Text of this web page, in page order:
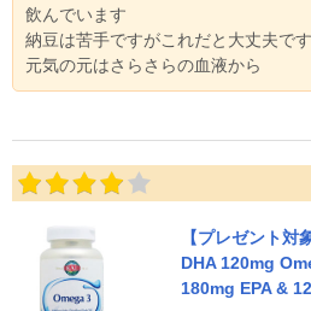
飲んでいます
納豆は苦手ですがこれだと大丈夫です
元気の元はさらさらの血液から
【プレゼント対
DHA 120mg
180mg EPA &